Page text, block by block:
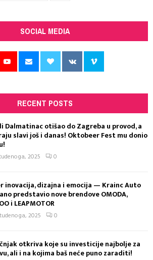
SOCIAL MEDIA
RECENT POSTS
Dalmatinac otišao do Zagreba u provod, a
slavi još i danas! Oktobeer Fest mu donio
2025 0
inovacija, dizajna i emocija — Krainc Auto
predstavio nove brendove OMODA,
i LEAPMOTOR
2025 0
otkriva koje su investicije najbolje za
ali i na kojima baš neće puno zaraditi!